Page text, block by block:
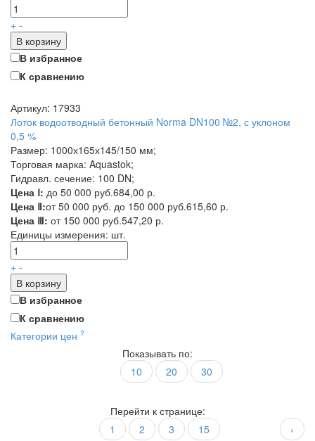
+ -
В корзину
В избранное
К сравнению
Артикул: 17933
Лоток водоотводный бетонный Norma DN100 №2, с уклоном
0,5 %
Размер: 1000х165х145/150 мм;
Торговая марка: Aquastok;
Гидравл. сечение: 100 DN;
Цена Ⅰ: до 50 000 руб.684,00 р.
Цена Ⅱ:от 50 000 руб. до 150 000 руб.615,60 р.
Цена Ⅲ: от 150 000 руб.547,20 р.
Единицы измерения: шт.
+ -
В корзину
В избранное
К сравнению
Категории цен ?
Показывать по:
10
20 30
Перейти к странице:
1
2 3 ›
15